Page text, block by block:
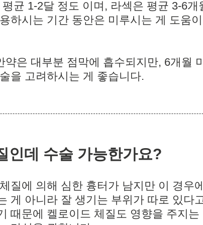
균 1-2달 정도 이며, 라섹은 평균 3-6개
하시는 기간 동안은 미루시는 게 도움
약은 대부분 점막에 흡수되지만, 6개월
을 고려하시는 게 좋습니다.
인데 수술 가능한가요?
질에 의해 심한 흉터가 남지만 이 경우
게 아니라 잘 생기는 부위가 따로 있다
때문에 켈로이드 체질도 영향을 주지